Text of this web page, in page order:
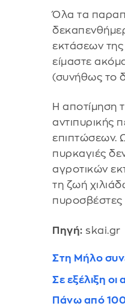
Όλα τα
εκτάσεων της
είμαστε
(συνήθως το
Η αποτίμηση
αντιπυρικής
επιπτώσεων.
πυρκαγιές
αγροτικών
τη ζωή
πυροσβέστες
Πηγή: skai.gr
Στη Μήλο
Σε εξέλιξη
Πάνω από